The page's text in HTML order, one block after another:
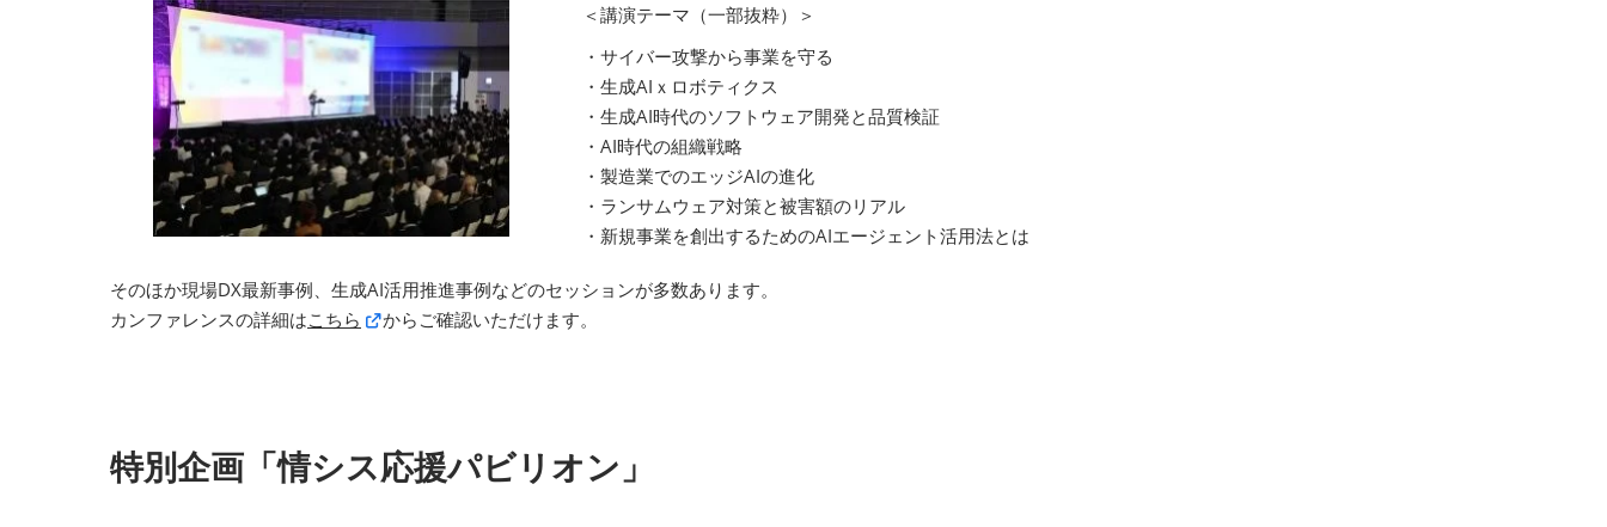
＜講演テーマ（一部抜粋）＞
・サイバー攻撃から事業を守る
・生成AIｘロボティクス
・生成AI時代のソフトウェア開発と品質検証
・AI時代の組織戦略
・製造業でのエッジAIの進化
・ランサムウェア対策と被害額のリアル
・新規事業を創出するためのAIエージェント活用法とは
そのほか現場DX最新事例、生成AI活用推進事例などのセッションが多数あります。
カンファレンスの詳細はこちら からご確認いただけます。
特別企画「情シス応援パビリオン」